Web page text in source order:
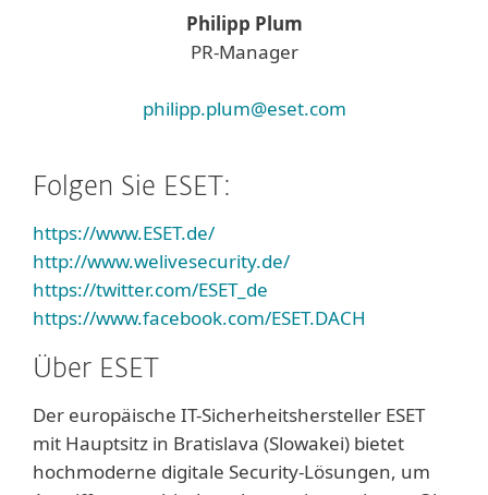
Philipp Plum
PR-Manager
philipp.plum@eset.com
Folgen Sie ESET:
https://www.ESET.de/
http://www.welivesecurity.de/
https://twitter.com/ESET_de
https://www.facebook.com/ESET.DACH
Über ESET
Der europäische IT-Sicherheitshersteller ESET
mit Hauptsitz in Bratislava (Slowakei) bietet
hochmoderne digitale Security-Lösungen, um